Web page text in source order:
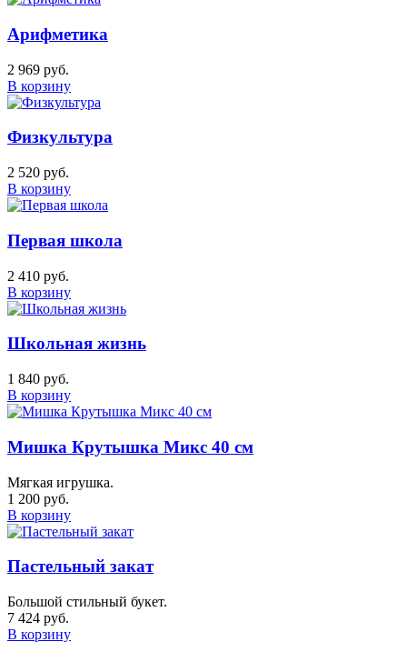
Арифметика
2 969 руб.
В корзину
Физкультура
2 520 руб.
В корзину
Первая школа
2 410 руб.
В корзину
Школьная жизнь
1 840 руб.
В корзину
Мишка Крутышка Микс 40 см
Мягкая игрушка.
1 200 руб.
В корзину
Пастельный закат
Большой стильный букет.
7 424 руб.
В корзину